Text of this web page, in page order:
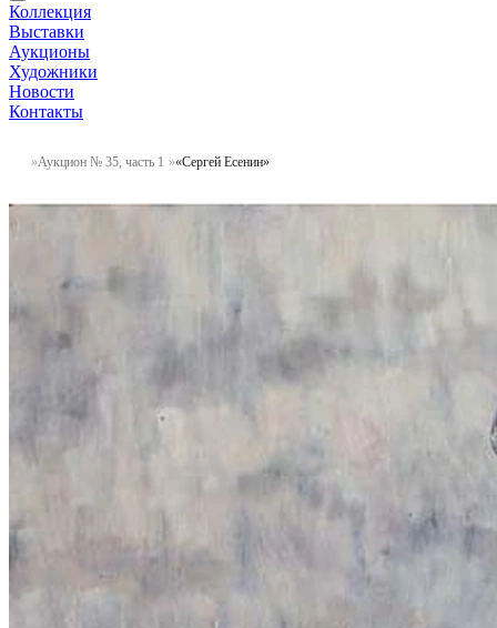
Коллекция
Выставки
Аукционы
Художники
Новости
Контакты
Аукцион № 35, часть 1 «Сергей Есенин»